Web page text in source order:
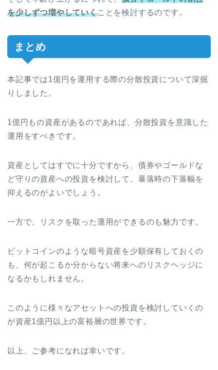
を少しずつ増やしていくことを検討するのです。
まとめ
本記事では1億円を運用する際の分散投資について深掘
りしました。
1億円もの資産があるのであれば、分散投資を意識した
運用をすべきです。
資産としてはすでに十分ですから、債券やゴールドな
ど守りの資産への投資を検討して、暴落時の下落幅を
抑えるのがよいでしょう。
一方で、リスクを取った運用ができるのも魅力です。
ビットコインのような暗号資産を少額保有しておくの
も、何が起こるか分からない将来へのリスクヘッジに
なるかもしれません。
このように様々なアセットへの投資を検討していくの
が資産1億円以上の富裕層の世界です。
以上、ご参考になれば幸いです。